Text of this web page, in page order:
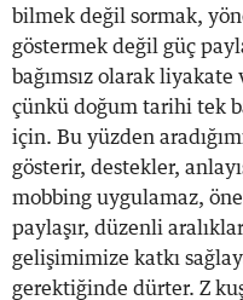
bilmek değil sormak,
göstermek değil güç
bağımsız olarak
çünkü doğum tarihi tek
için. Bu yüzden
gösterir, destekler,
mobbing uygulamaz,
paylaşır, düzenli
gelişimimize katkı
gerektiğinde dürter. Z